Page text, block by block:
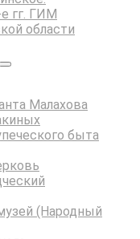
Малахова
быта
(Народный